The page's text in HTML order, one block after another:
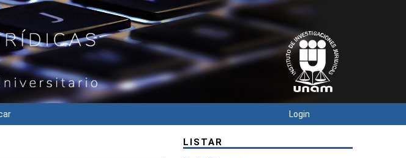
Login
LISTAR